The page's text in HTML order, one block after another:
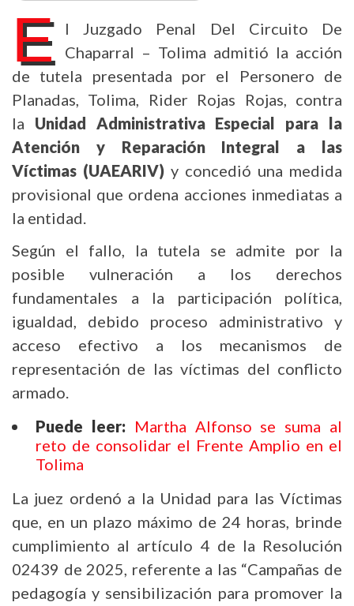
E
l Juzgado Penal Del Circuito De
Chaparral – Tolima admitió la acción
de tutela presentada por el Personero de
Planadas, Tolima, Rider Rojas Rojas, contra
la Unidad Administrativa Especial para la
Atención y Reparación Integral a las
Víctimas (UAEARIV) y concedió una medida
provisional que ordena acciones inmediatas a
la entidad.
Según el fallo, la tutela se admite por la
posible vulneración a los derechos
fundamentales a la participación política,
igualdad, debido proceso administrativo y
acceso efectivo a los mecanismos de
representación de las víctimas del conflicto
armado.
Puede leer: Martha Alfonso se suma al
reto de consolidar el Frente Amplio en el
Tolima
La juez ordenó a la Unidad para las Víctimas
que, en un plazo máximo de 24 horas, brinde
cumplimiento al artículo 4 de la Resolución
02439 de 2025, referente a las “Campañas de
pedagogía y sensibilización para promover la